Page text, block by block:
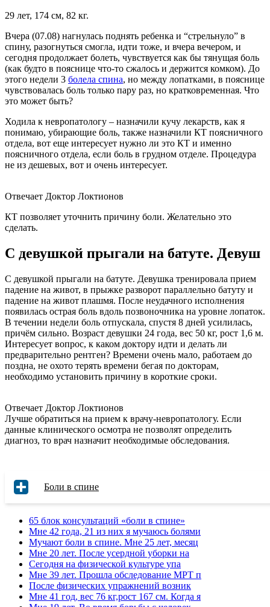
29 лет, 174 см, 82 кг.
Вчера (07.08) нагнулась поднять ребенка и “стрельнуло” в
спину, разогнуться смогла, идти тоже, и вчера вечером, и
сегодня продолжает болеть, чувствуется как бы тянущая боль
(как будто в пояснице что-то сжалось и держится комком). До
этого недели 3 болела спина, но между лопатками, в пояснице
чувствовалась боль только пару раз, но кратковременная. Что
это может быть?
Ходила к невропатологу – назначили кучу лекарств, как я
понимаю, убирающие боль, также назначили КТ поясничного
отдела, вот еще интересует нужно ли это КТ и именно
поясничного отдела, если боль в грудном отделе. Процедура
не из дешевых, вот и очень интересует.
Отвечает Доктор Локтионов
КТ позволяет уточнить причину боли. Желательно это
сделать.
С девушкой прыгали на батуте. Девуш
С девушкой прыгали на батуте. Девушка тренировала прием
падение на живот, в прыжке разворот параллельно батуту и
падение на живот плашмя. После неудачного исполнения
появилась острая боль вдоль позвоночника на уровне лопаток.
В течении недели боль отпускала, спустя 8 дней усилилась,
причём сильно. Возраст девушки 24 года, вес 50 кг, рост 1,6 м.
Интересует вопрос, к каком доктору идти и делать ли
предварительно рентген? Времени очень мало, работаем до
поздна, не охото терять времени бегая по докторам,
необходимо установить причину в короткие сроки.
Отвечает Доктор Локтионов
Лучше обратиться на прием к врачу-невропатологу. Если
данные клинического осмотра не позволят определить
диагноз, то врач назначит необходимые обследования.
Боли в спине
65 блок консультаций «боли в спине»
Мне 42 года, 21 из них я мучаюсь болями
Мучают боли в спине. Мне 25 лет, месяц
Мне 20 лет. После усердной уборки на
Сегодня на физической культуре упа
Мне 39 лет. Прошла обследование МРТ п
После физических упражнений возник
Мне 41 год, вес 76 кг,рост 167 см. Когда я